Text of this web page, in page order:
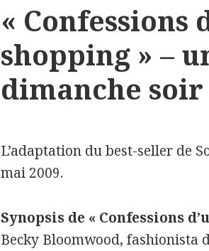
« Confessions
shopping » –
dimanche soir
L’adaptation du best-seller de
mai 2009.
Synopsis de « Confessions
Becky Bloomwood, fashionista